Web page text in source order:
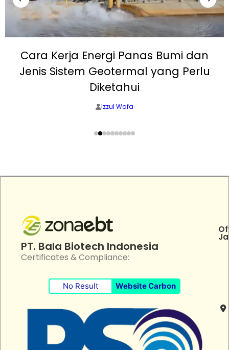
Cara Kerja Energi Panas Bumi dan
Jenis Sistem Geotermal yang Perlu
Diketahui
Izzul Wafa
PT. Bala Biotech Indonesia
Certificates & Compliance:
No Result Website Carbon